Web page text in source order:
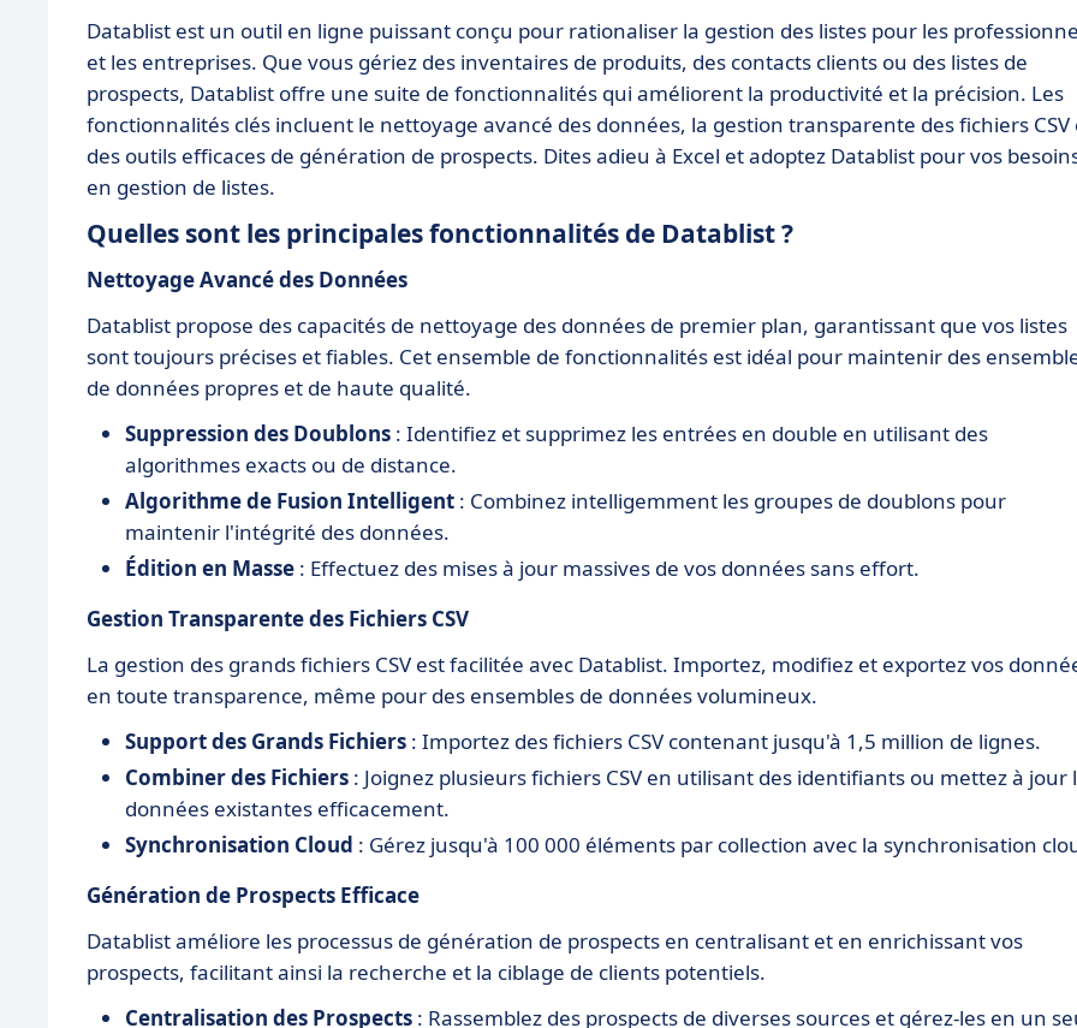
Datablist est un outil en ligne puissant conçu pour rationaliser la gestion des listes pour les
et les entreprises. Que vous gériez des inventaires de produits, des contacts clients ou des listes de
prospects, Datablist offre une suite de fonctionnalités qui améliorent la productivité et la précision. Les
fonctionnalités clés incluent le nettoyage avancé des données, la gestion transparente des fichiers CSV
des outils efficaces de génération de prospects. Dites adieu à Excel et adoptez Datablist pour vos
en gestion de listes.
Quelles sont les principales fonctionnalités de Datablist ?
Nettoyage Avancé des Données
Datablist propose des capacités de nettoyage des données de premier plan, garantissant que vos listes
sont toujours précises et fiables. Cet ensemble de fonctionnalités est idéal pour maintenir des
de données propres et de haute qualité.
Suppression des Doublons : Identifiez et supprimez les entrées en double en utilisant des
algorithmes exacts ou de distance.
Algorithme de Fusion Intelligent : Combinez intelligemment les groupes de doublons pour
maintenir l'intégrité des données.
Édition en Masse : Effectuez des mises à jour massives de vos données sans effort.
Gestion Transparente des Fichiers CSV
La gestion des grands fichiers CSV est facilitée avec Datablist. Importez, modifiez et exportez vos
en toute transparence, même pour des ensembles de données volumineux.
Support des Grands Fichiers : Importez des fichiers CSV contenant jusqu'à 1,5 million de lignes.
Combiner des Fichiers : Joignez plusieurs fichiers CSV en utilisant des identifiants ou mettez à jour
données existantes efficacement.
Synchronisation Cloud : Gérez jusqu'à 100 000 éléments par collection avec la synchronisation
Génération de Prospects Efficace
Datablist améliore les processus de génération de prospects en centralisant et en enrichissant vos
prospects, facilitant ainsi la recherche et la ciblage de clients potentiels.
Centralisation des Prospects : Rassemblez des prospects de diverses sources et gérez-les en un